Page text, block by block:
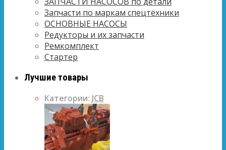
Запчасти по маркам спецтехники
ОСНОВНЫЕ НАСОСЫ
Редукторы и их запчасти
Ремкомплект
Стартер
Лучшие товары
Категории: JCB